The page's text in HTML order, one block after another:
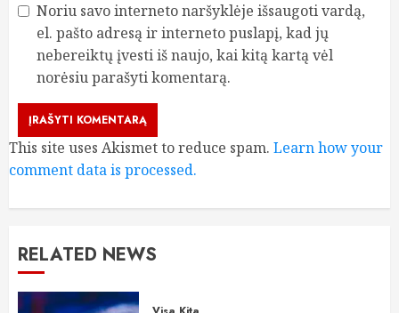
Noriu savo interneto naršyklėje išsaugoti vardą,
el. pašto adresą ir interneto puslapį, kad jų
nebereiktų įvesti iš naujo, kai kitą kartą vėl
norėsiu parašyti komentarą.
This site uses Akismet to reduce spam. Learn how your
comment data is processed.
RELATED NEWS